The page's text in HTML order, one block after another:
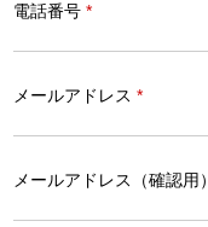
電話番号 *
メールアドレス *
メールアドレス（確認用）